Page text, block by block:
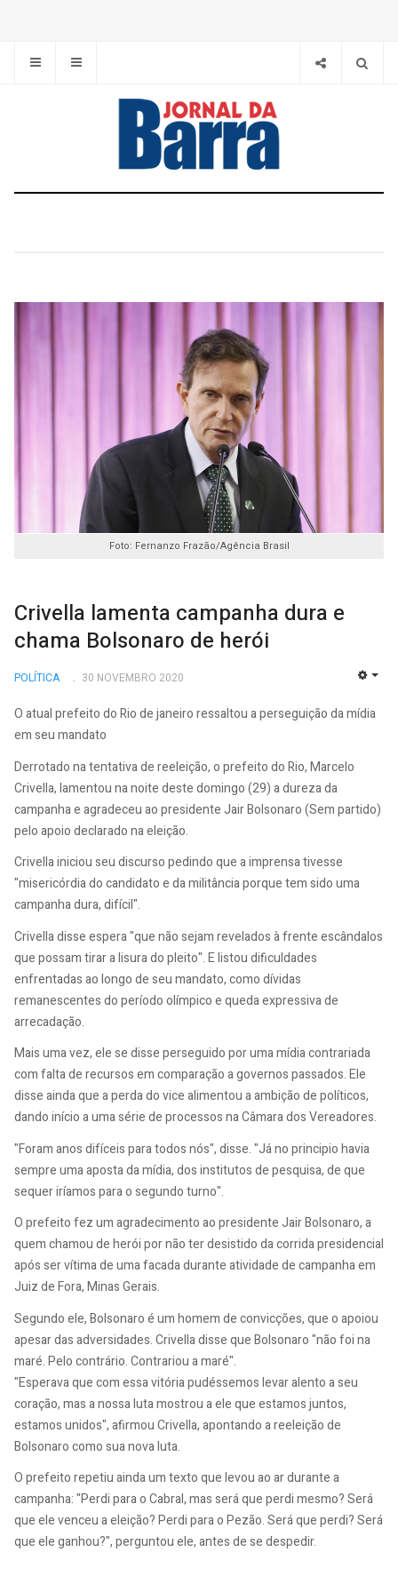
Foto: Fernanzo Frazão/Agência Brasil
Crivella lamenta campanha dura e
chama Bolsonaro de herói
POLÍTICA 30 NOVEMBRO 2020
O atual prefeito do Rio de janeiro ressaltou a perseguição da mídia
em seu mandato
Derrotado na tentativa de reeleição, o prefeito do Rio, Marcelo
Crivella, lamentou na noite deste domingo (29) a dureza da
campanha e agradeceu ao presidente Jair Bolsonaro (Sem partido)
pelo apoio declarado na eleição.
Crivella iniciou seu discurso pedindo que a imprensa tivesse
"misericórdia do candidato e da militância porque tem sido uma
campanha dura, difícil".
Crivella disse espera "que não sejam revelados à frente escândalos
que possam tirar a lisura do pleito". E listou dificuldades
enfrentadas ao longo de seu mandato, como dívidas
remanescentes do período olímpico e queda expressiva de
arrecadação.
Mais uma vez, ele se disse perseguido por uma mídia contrariada
com falta de recursos em comparação a governos passados. Ele
disse ainda que a perda do vice alimentou a ambição de políticos,
dando início a uma série de processos na Câmara dos Vereadores.
"Foram anos difíceis para todos nós", disse. "Já no principio havia
sempre uma aposta da mídia, dos institutos de pesquisa, de que
sequer iríamos para o segundo turno".
O prefeito fez um agradecimento ao presidente Jair Bolsonaro, a
quem chamou de herói por não ter desistido da corrida presidencial
após ser vítima de uma facada durante atividade de campanha em
Juiz de Fora, Minas Gerais.
Segundo ele, Bolsonaro é um homem de convicções, que o apoiou
apesar das adversidades. Crivella disse que Bolsonaro "não foi na
maré. Pelo contrário. Contrariou a maré".
"Esperava que com essa vitória pudéssemos levar alento a seu
coração, mas a nossa luta mostrou a ele que estamos juntos,
estamos unidos", afirmou Crivella, apontando a reeleição de
Bolsonaro como sua nova luta.
O prefeito repetiu ainda um texto que levou ao ar durante a
campanha: "Perdi para o Cabral, mas será que perdi mesmo? Será
que ele venceu a eleição? Perdi para o Pezão. Será que perdi? Será
que ele ganhou?", perguntou ele, antes de se despedir.